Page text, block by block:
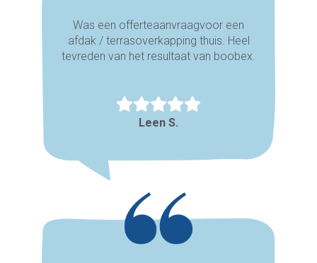
Was een offerteaanvraagvoor een
afdak / terrasoverkapping thuis. Heel
tevreden van het resultaat van boobex.
Leen S.